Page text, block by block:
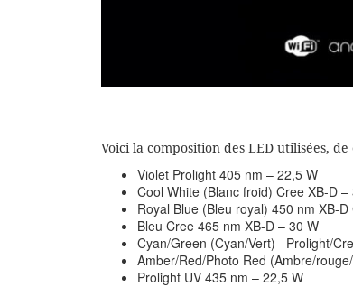
Voici la composition des LED utilisées,
Violet Prolight 405 nm – 22,5 W
Cool White (Blanc froid) Cree XB-D –
Royal Blue (Bleu royal) 450 nm XB-
Bleu Cree 465 nm XB-D – 30 W
Cyan/Green (Cyan/Vert)– Prolight/
Amber/Red/Photo Red (Ambre/
Prolight UV 435 nm – 22,5 W